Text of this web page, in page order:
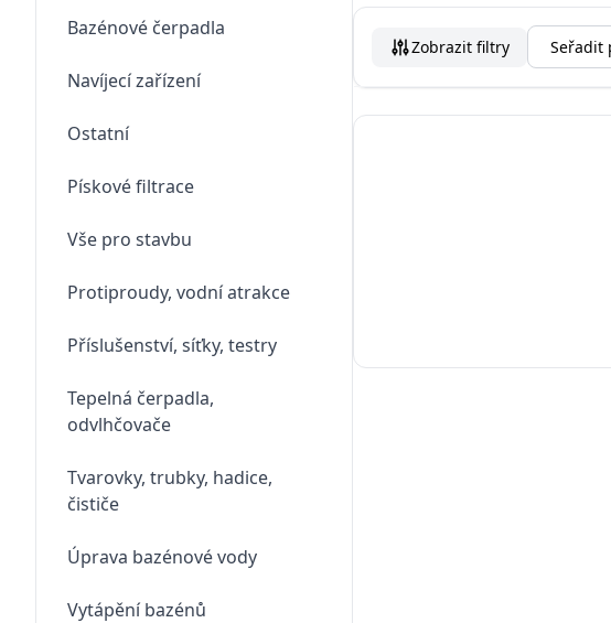
Bazénové čerpadla
Navíjecí zařízení
Ostatní
Pískové filtrace
Vše pro stavbu
Protiproudy, vodní atrakce
Příslušenství, síťky, testry
Tepelná čerpadla,
odvlhčovače
Tvarovky, trubky, hadice,
čističe
Úprava bazénové vody
Vytápění bazénů
Zobrazit filtry